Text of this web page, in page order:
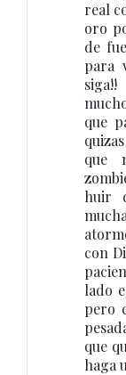
real
oro
de
para
que
que
huir
con
lado
pero
que
haga